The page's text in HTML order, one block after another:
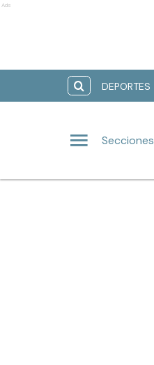
Ads
DEPORTES
Secciones